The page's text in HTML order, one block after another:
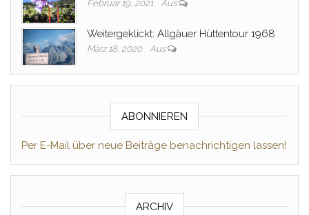
Februar 19, 2021 Aus
Weitergeklickt: Allgäuer Hüttentour 1968
März 18, 2020 Aus
ABONNIEREN
Per E-Mail über neue Beiträge benachrichtigen lassen!
ARCHIV